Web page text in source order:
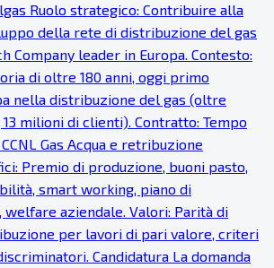
Ruolo strategico: Contribuire alla
della rete di distribuzione del gas
Company leader in Europa. Contesto:
di oltre 180 anni, oggi primo
nella distribuzione del gas (oltre
milioni di clienti). Contratto: Tempo
Gas Acqua e retribuzione
Premio di produzione, buoni pasto,
smart working, piano di
welfare aziendale. Valori: Parità di
per lavori di pari valore, criteri
Candidatura La domanda